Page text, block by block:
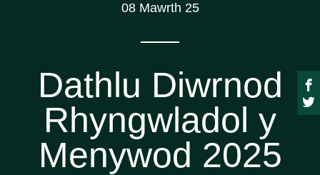
08 Mawrth 25
Dathlu Diwrnod
Rhyngwladol y
Menywod 2025